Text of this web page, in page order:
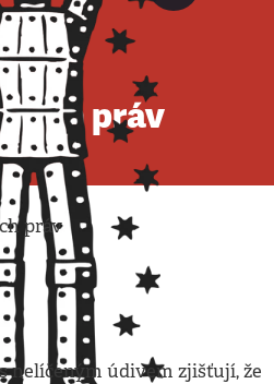
práv
práv
nelíčeným údivem zjišťují, že